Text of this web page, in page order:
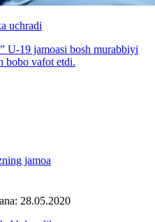
uchradi
U-19 jamoasi bosh murabbiyi
bobo vafot etdi.
jamoa
28.05.2020